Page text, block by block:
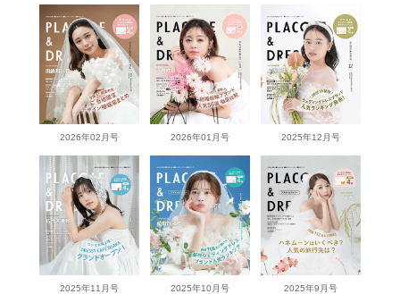
2026年02月号 2026年01月号 2025年12月号
2025年11月号 2025年10月号 2025年9月号